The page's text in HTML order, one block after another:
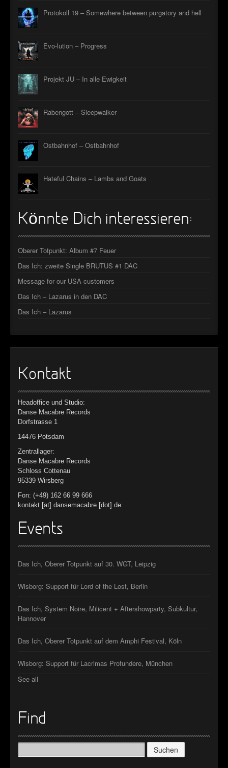
Protokoll 19 – Somewhere between purgatory and hell
Evo-lution – Progress
Projekt JU – In alle Ewigkeit
Rabengott – Sleepwalker
Ostbahnhof – Ostbahnhof
Hateful Chains – Lambs and Goats
Könnte Dich interessieren:
Oberer Totpunkt: Album #7 Feuer
Das Ich: zweite Single BRUTUS #1 DAC
Message for our USA customers
Das Ich – Lazarus in den DAC
Das Ich – Lazarus
Kontakt
Headoffice und Studio:
Danse Macabre Records
Dorfstrasse 1
14476 Potsdam
Zentrallager:
Danse Macabre Records
Schloss Cottenau
95339 Wirsberg
Fon: (+49) 162 66 99 666
kontakt [at] dansemacabre [dot] de
Events
Das Ich, Oberer Totpunkt auf 30. WGT, Leipzig
Wisborg: Support für Lord of the Lost, Berlin
Das Ich, System Noire, Milicent + Aftershowparty, Subkultur,
Hannover
Das Ich, Oberer Totpunkt auf dem Amphi Festival, Köln
Wisborg: Support für Lacrimas Profundere, München
See all
Find
Suchen
nach: